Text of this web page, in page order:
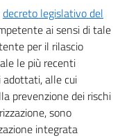
DEI CORPI IDRICI
decreto legislativo del
ai sensi di tale
per il rilascio
le più recenti
alle cui
prevenzione dei rischi
sono
integrata